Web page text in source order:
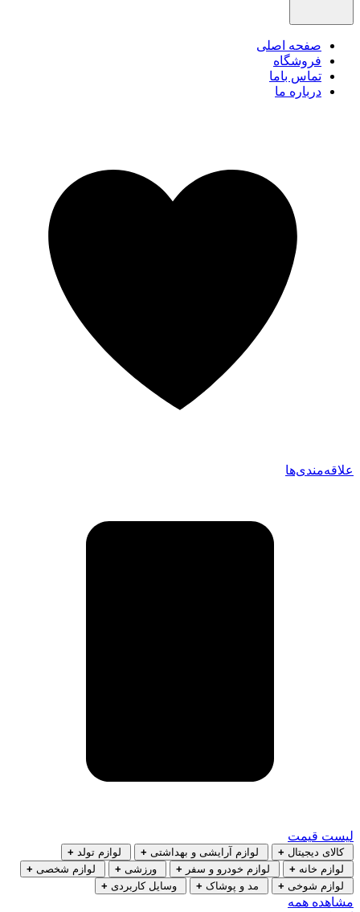
صفحه اصلی
فروشگاه
تماس باما
درباره ما
علاقه‌مندی‌ها
لیست قیمت
کالای دیجیتال + لوازم آرایشی و بهداشتی + لوازم تولد +
لوازم خانه + لوازم خودرو و سفر + ورزشی + لوازم شخصی +
لوازم شوخی + مد و پوشاک + وسایل کاربردی +
مشاهده همه